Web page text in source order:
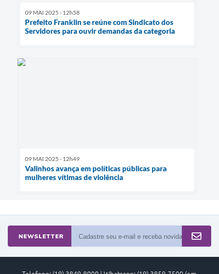
09 MAI 2025 - 12h58
Prefeito Franklin se reúne com Sindicato dos
Servidores para ouvir demandas da categoria
09 MAI 2025 - 12h49
Valinhos avança em políticas públicas para
mulheres vítimas de violência
NEWSLETTER